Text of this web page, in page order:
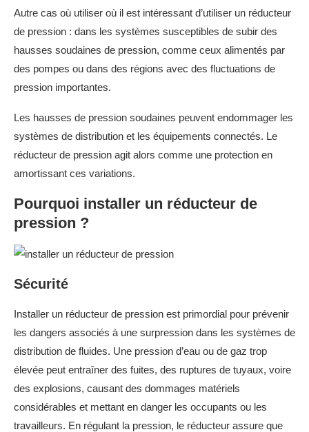
Autre cas où utiliser où il est intéressant d’utiliser un réducteur
de pression : dans les systèmes susceptibles de subir des
hausses soudaines de pression, comme ceux alimentés par
des pompes ou dans des régions avec des fluctuations de
pression importantes.
Les hausses de pression soudaines peuvent endommager les
systèmes de distribution et les équipements connectés. Le
réducteur de pression agit alors comme une protection en
amortissant ces variations.
Pourquoi installer un réducteur de
pression ?
Sécurité
Installer un réducteur de pression est primordial pour prévenir
les dangers associés à une surpression dans les systèmes de
distribution de fluides. Une pression d’eau ou de gaz trop
élevée peut entraîner des fuites, des ruptures de tuyaux, voire
des explosions, causant des dommages matériels
considérables et mettant en danger les occupants ou les
travailleurs. En régulant la pression, le réducteur assure que